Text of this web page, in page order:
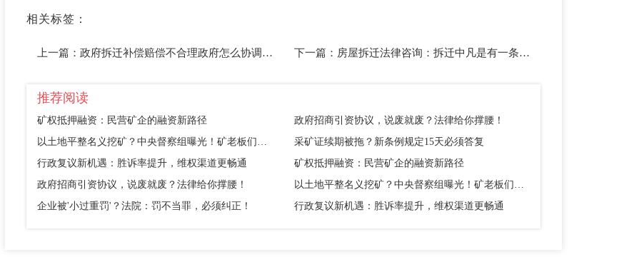
相关标签：
上一篇： 政府拆迁补偿赔偿不合理政府怎么协调，去哪里投诉？ 下一篇： 房屋拆迁法律咨询：拆迁中凡是有一条不符，拆迁户可依法维权！
推荐阅读
矿权抵押融资：民营矿企的融资新路径
政府招商引资协议，说废就废？法律给你撑腰！
以土地平整名义挖矿？中央督察组曝光！矿老板们别踩这个坑
采矿证续期被拖？新条例规定15天必须答复
行政复议新机遇：胜诉率提升，维权渠道更畅通
矿权抵押融资：民营矿企的融资新路径
政府招商引资协议，说废就废？法律给你撑腰！
以土地平整名义挖矿？中央督察组曝光！矿老板们别踩这个坑
企业被'小过重罚'？法院：罚不当罪，必须纠正！
行政复议新机遇：胜诉率提升，维权渠道更畅通